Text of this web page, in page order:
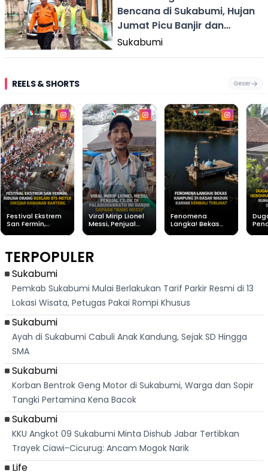
Bencana di Sukabumi, Hujan
Jumat Picu Banjir dan
Longsor
Sukabumi
REELS & SHORTS Geser
Festival Ekstrem
San Fermín,
Banteng
Viral Mirip Lionel
Messi, Penjual
"Bang Messi"
Fenomena
Langka! Bekas
TERPOPULER
Sukabumi
Pemkab Sukabumi Mulai Berlakukan Tarif Parkir Resmi di 13
Lokasi Wisata, Petugas Pakai Rompi Khusus
Sukabumi
Ayah di Sukabumi Cabuli Anak Kandung, Sejak SD Hingga
SMA
Sukabumi
Korban Bentrok Geng Motor di Sukabumi, Warga dan Sopir
Tangki Pertamina Kena Bacok
Sukabumi
KKU Angkot 09 Sukabumi Minta Dishub Jabar Tertibkan
Trayek Ciawi-Cicurug: Ancam Mogok Narik
Life